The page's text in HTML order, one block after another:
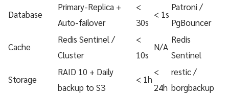
Database
Primary-Replica +
Auto-failover
<
30s
< 1s
Patroni /
PgBouncer
Cache
Redis Sentinel /
Cluster
<
10s
N/A
Redis
Sentinel
Storage
RAID 10 + Daily
backup to S3
< 1h
<
24h
restic /
borgbackup